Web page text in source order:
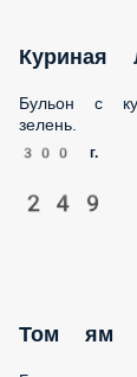
Куриная
Бульон с
зелень.
300 г.
249
Том ям